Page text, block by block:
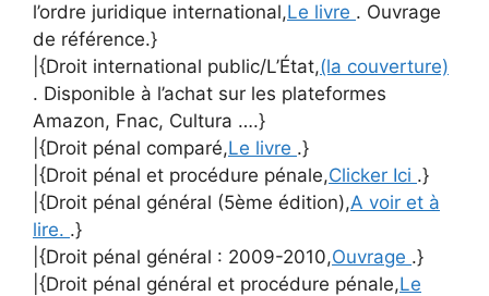
l’ordre juridique international,Le livre . Ouvrage
de référence.}
|{Droit international public/L’État,(la couverture)
. Disponible à l’achat sur les plateformes
Amazon, Fnac, Cultura ….}
|{Droit pénal comparé,Le livre .}
|{Droit pénal et procédure pénale,Clicker Ici .}
|{Droit pénal général (5ème édition),A voir et à
lire. .}
|{Droit pénal général : 2009-2010,Ouvrage .}
|{Droit pénal général et procédure pénale,Le